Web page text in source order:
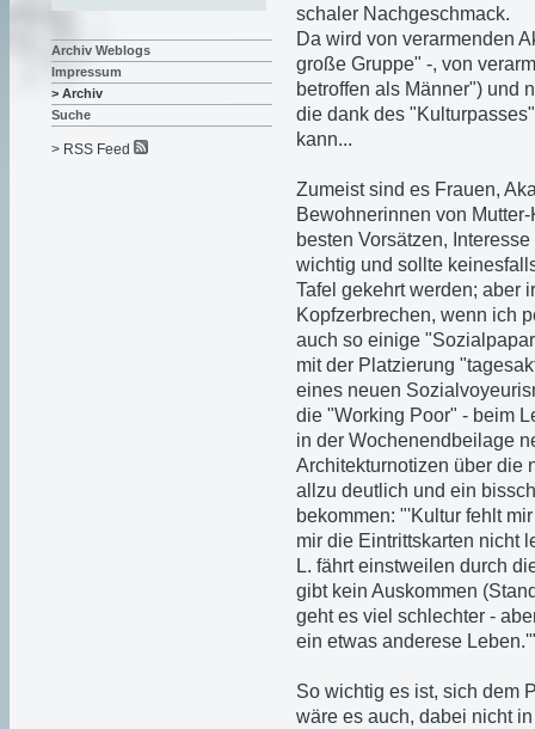
schaler Nachgeschmack.
Da wird von verarmenden
große Gruppe" -, von
betroffen als Männer") und
die dank des
kann...
Zumeist sind es Frauen,
Bewohnerinnen von
besten Vorsätzen,
wichtig und sollte
Tafel gekehrt werden; aber
Kopfzerbrechen, wenn ich
auch so einige
mit der Platzierung
eines neuen
die "Working Poor" - beim
in der Wochenendbeilage
Architekturnotizen über die
allzu deutlich und ein
bekommen: "'Kultur fehlt
mir die Eintrittskarten nicht
L. fährt einstweilen durch
gibt kein Auskommen
geht es viel schlechter -
ein etwas anderese
So wichtig es ist, sich dem
wäre es auch, dabei nicht
Archiv Weblogs
Impressum
> Archiv
Suche
> RSS Feed